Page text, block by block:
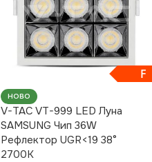
F
НОВО
V-TAC VT-999 LED Луна
SAMSUNG Чип 36W
Рефлектор UGR<19 38°
2700K